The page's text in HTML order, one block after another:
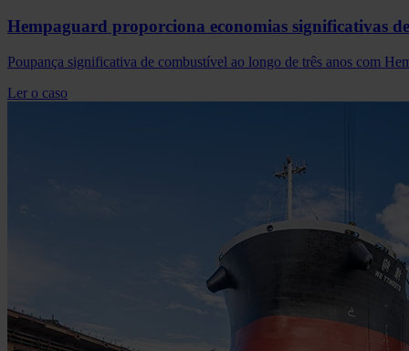
Hempaguard proporciona economias significativas
Poupança significativa de combustível ao longo de três anos com
Ler o caso